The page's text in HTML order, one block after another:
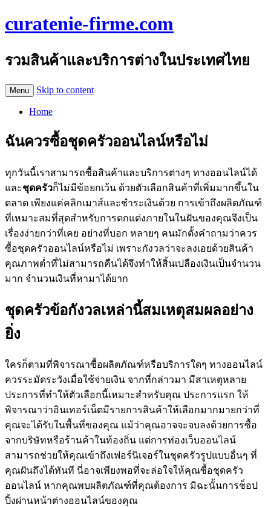
curatenie-firme.com
รวมสินค้าและบริการต่างในประเทศไทย
Menu Skip to content
Home
ฉันควรซื้อชุดครัวออนไลน์หรือไม่
ทุกวันนี้เราสามารถซื้อสินค้าและบริการต่างๆ ทางออนไลน์ได้
และชุดครัวก็ไม่มีข้อยกเว้น ด้วยตัวเลือกสินค้าที่เพิ่มมากขึ้นใน
ตลาด เพียงแค่คลิกเมาส์และชำระเงินด้วย การเข้าถึงผลิตภัณฑ์
ที่เหมาะสมที่สุดสำหรับการตกแต่งภายในในฝันของคุณจึงเป็น
เรื่องง่ายกว่าที่เคย อย่างที่บอก หลายๆ คนมักตั้งคำถามว่าควร
ซื้อชุดครัวออนไลน์หรือไม่ เพราะกังวลว่าจะลงเอยด้วยสินค้า
คุณภาพต่ำที่ไม่สามารถคืนได้จึงทำให้สิ้นเปลืองเงินเป็นจำนวน
มาก จำนวนเงินที่หามาได้ยาก
ชุดครัวข้อกังวลเหล่านี้สมเหตุสมผลอย่าง
ยิ่ง
ใครก็ตามที่พิจารณาซื้อผลิตภัณฑ์หรือบริการใดๆ ทางออนไลน์
ควรระมัดระวังเมื่อใช้จ่ายเงิน จากที่กล่าวมา มีสาเหตุหลาย
ประการที่ทำให้ตัวเลือกนี้เหมาะสำหรับคุณ ประการแรก ให้
พิจารณาว่าอินเทอร์เน็ตมีรายการสินค้าให้เลือกมากมายกว่าที่
คุณจะได้รับในพื้นที่ของคุณ แม้ว่าคุณอาจจะจบลงด้วยการซื้อ
จากบริษัทหรือร้านค้าในท้องถิ่น แต่การท่องเว็บออนไลน์
สามารถช่วยให้คุณเข้าถึงเฟอร์นิเจอร์ในชุดครัวรูปแบบอื่นๆ ที่
คุณฝันถึงได้ทันที นี่อาจเพียงพอที่จะล่อใจให้คุณซื้อชุดครัว
ออนไลน์ หากคุณพบผลิตภัณฑ์ที่คุณต้องการ มิฉะนั้นการช็อป
ปิ้งผ่านหน้าต่างออนไลน์ของคุณ